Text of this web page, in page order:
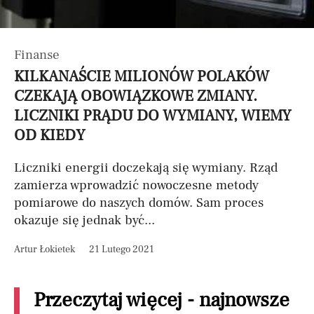
Finanse
KILKANAŚCIE MILIONÓW POLAKÓW
CZEKAJĄ OBOWIĄZKOWE ZMIANY.
LICZNIKI PRĄDU DO WYMIANY, WIEMY
OD KIEDY
Liczniki energii doczekają się wymiany. Rząd
zamierza wprowadzić nowoczesne metody
pomiarowe do naszych domów. Sam proces
okazuje się jednak być...
Artur Łokietek 21 Lutego 2021
Przeczytaj więcej - najnowsze